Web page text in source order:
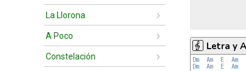
La Llorona
A Poco
Constelación
Letra y
Dm Am E
Am
Dm
Am E
Am